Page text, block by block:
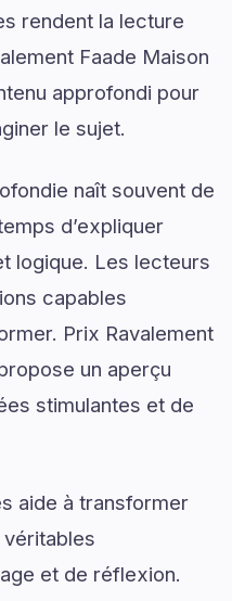
rendent la lecture
Faade Maison
approfondi pour
le sujet.
naît souvent de
d’expliquer
logique. Les lecteurs
capables
Prix Ravalement
un aperçu
stimulantes et de
aide à transformer
et de réflexion.